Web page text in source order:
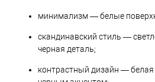
минимализм — белые
скандинавский стиль —
черная деталь;
контрастный дизайн —